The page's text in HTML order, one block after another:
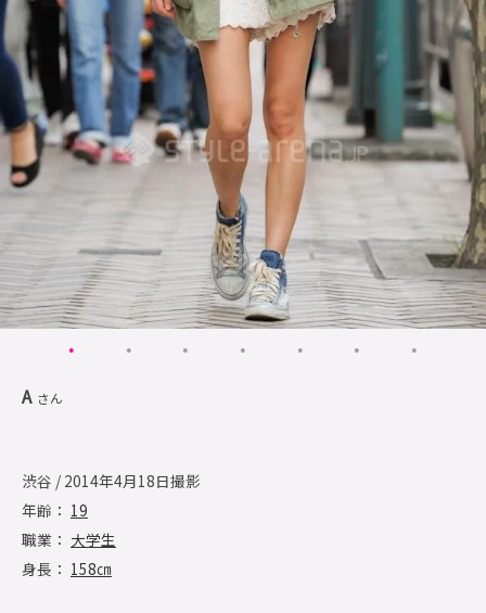
A さん
渋谷 / 2014年4月18日撮影
年齢： 19
職業： 大学生
身長： 158㎝